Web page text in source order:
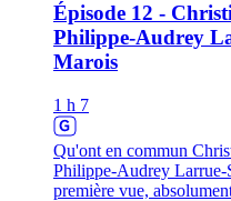
Épisode 12 -
Philippe-Audrey
Marois
1 h 7
Qu'ont en commun
Philippe-Audrey Larrue-
première vue,